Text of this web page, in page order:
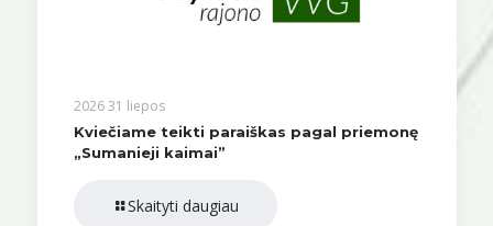
2026 31 liepos
Kviečiame teikti paraiškas pagal priemonę
„Sumanieji kaimai”
Skaityti daugiau